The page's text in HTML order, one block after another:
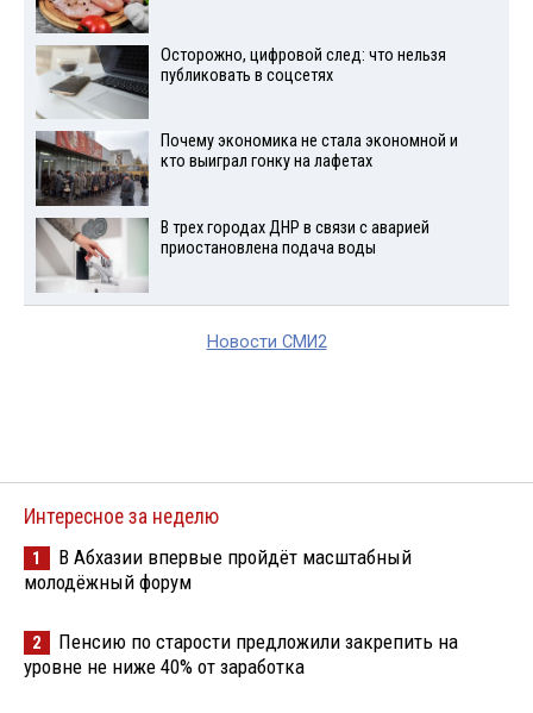
Осторожно, цифровой след: что нельзя
публиковать в соцсетях
Почему экономика не стала экономной и
кто выиграл гонку на лафетах
В трех городах ДНР в связи с аварией
приостановлена подача воды
Новости СМИ2
Интересное за неделю
1
В Абхазии впервые пройдёт масштабный
молодёжный форум
2
Пенсию по старости предложили закрепить на
уровне не ниже 40% от заработка